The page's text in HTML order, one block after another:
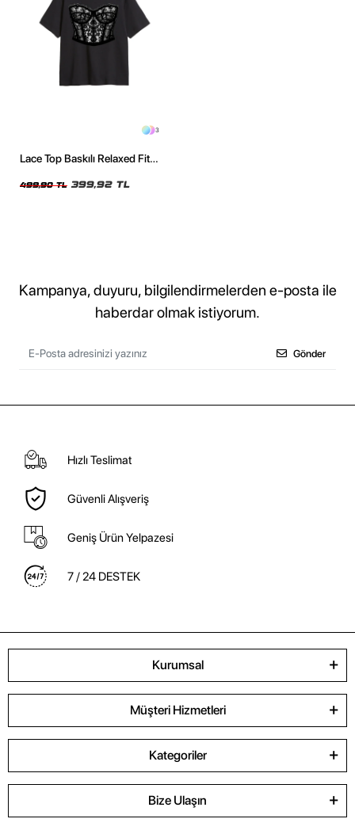
3
Lace Top Baskılı Relaxed Fit
499,90 TL 399,92 TL
Kampanya, duyuru, bilgilendirmelerden e-posta ile
haberdar olmak istiyorum.
Gönder
Hızlı Teslimat
Güvenli Alışveriş
Geniş Ürün Yelpazesi
7 / 24 DESTEK
Kurumsal
Müşteri Hizmetleri
Kategoriler
Bize Ulaşın